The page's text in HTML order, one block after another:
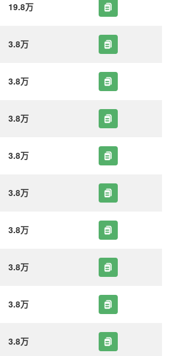
19.8万
3.8万
3.8万
3.8万
3.8万
3.8万
3.8万
3.8万
3.8万
3.8万